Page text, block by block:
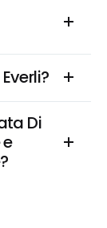
Di